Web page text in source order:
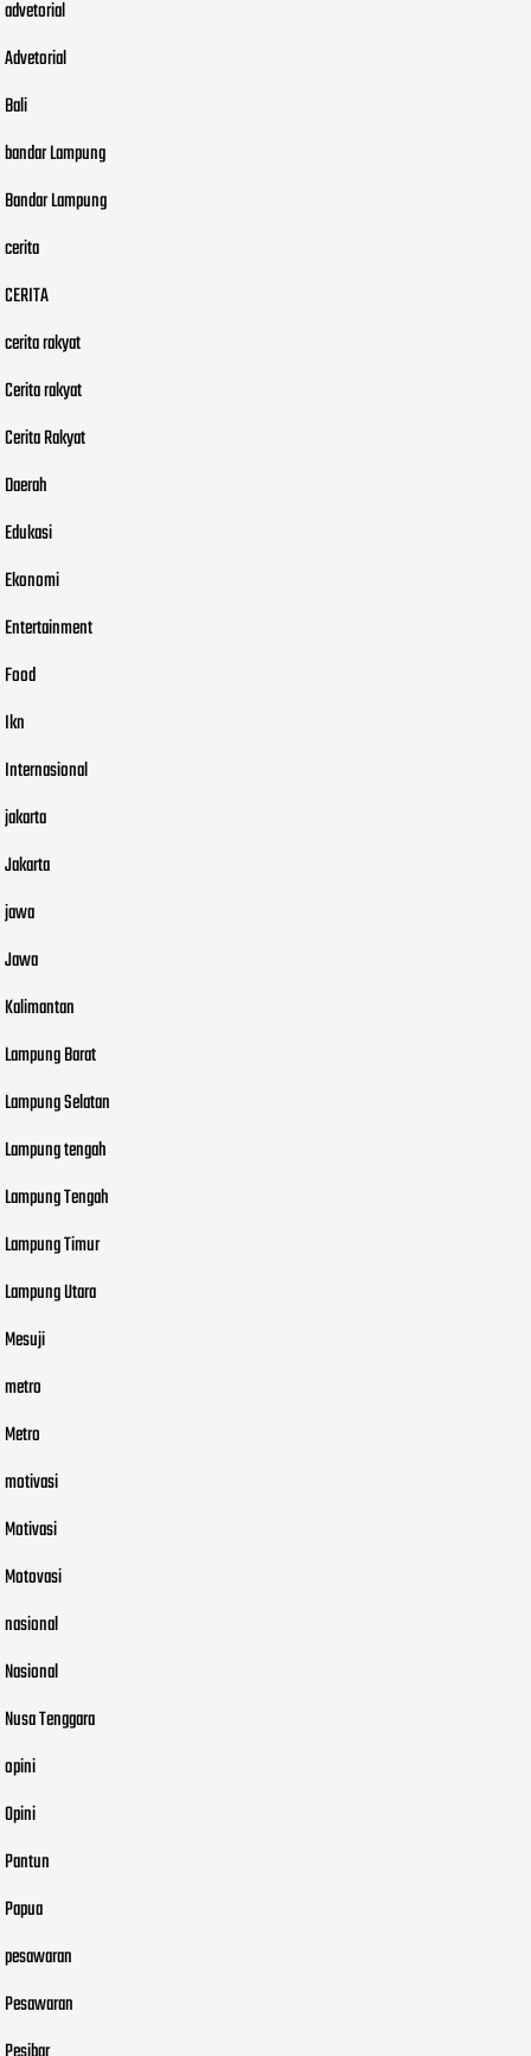
advetorial
Advetorial
Bali
bandar Lampung
Bandar Lampung
cerita
CERITA
cerita rakyat
Cerita rakyat
Cerita Rakyat
Daerah
Edukasi
Ekonomi
Entertainment
Food
Ikn
Internasional
jakarta
Jakarta
jawa
Jawa
Kalimantan
Lampung Barat
Lampung Selatan
Lampung tengah
Lampung Tengah
Lampung Timur
Lampung Utara
Mesuji
metro
Metro
motivasi
Motivasi
Motovasi
nasional
Nasional
Nusa Tenggara
opini
Opini
Pantun
Papua
pesawaran
Pesawaran